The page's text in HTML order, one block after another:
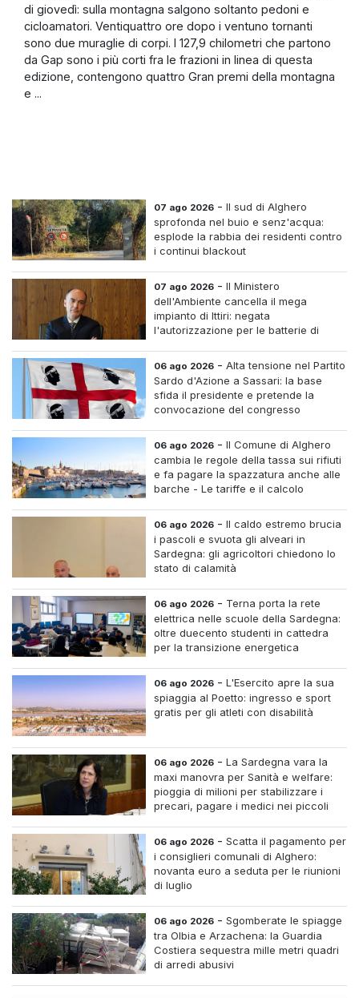
di giovedì: sulla montagna salgono soltanto pedoni e
cicloamatori. Ventiquattro ore dopo i ventuno tornanti
sono due muraglie di corpi. I 127,9 chilometri che partono
da Gap sono i più corti fra le frazioni in linea di questa
edizione, contengono quattro Gran premi della montagna
e ...
07 ago 2026 -Il sud di Alghero
sprofonda nel buio e senz'acqua:
esplode la rabbia dei residenti contro
i continui blackout
07 ago 2026 -Il Ministero
dell'Ambiente cancella il mega
impianto di Ittiri: negata
l'autorizzazione per le batterie di
06 ago 2026 -Alta tensione nel Partito
Sardo d'Azione a Sassari: la base
sfida il presidente e pretende la
convocazione del congresso
06 ago 2026 -Il Comune di Alghero
cambia le regole della tassa sui rifiuti
e fa pagare la spazzatura anche alle
barche - Le tariffe e il calcolo
06 ago 2026 -Il caldo estremo brucia
i pascoli e svuota gli alveari in
Sardegna: gli agricoltori chiedono lo
stato di calamità
06 ago 2026 - Terna porta la rete
elettrica nelle scuole della Sardegna:
oltre duecento studenti in cattedra
per la transizione energetica
06 ago 2026 -L'Esercito apre la sua
spiaggia al Poetto: ingresso e sport
gratis per gli atleti con disabilità
06 ago 2026 -La Sardegna vara la
maxi manovra per Sanità e welfare:
pioggia di milioni per stabilizzare i
precari, pagare i medici nei piccoli
06 ago 2026 -Scatta il pagamento per
i consiglieri comunali di Alghero:
novanta euro a seduta per le riunioni
di luglio
06 ago 2026 -Sgomberate le spiagge
tra Olbia e Arzachena: la Guardia
Costiera sequestra mille metri quadri
di arredi abusivi